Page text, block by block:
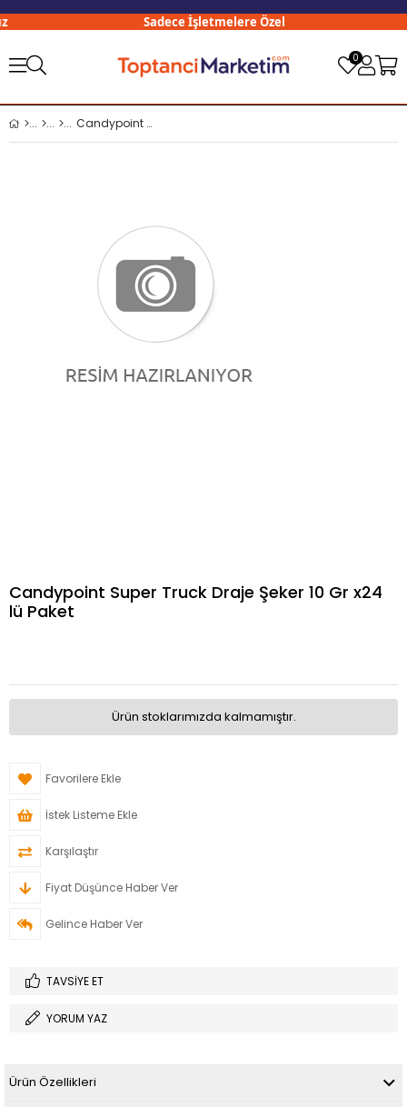
Sadece İşletmelere Özel
0
Candypoint Super Truck Draje Şeker 10 Gr x24 lü Paket
Candypoint Super Truck Draje Şeker 10 Gr x24
lü Paket
Ürün stoklarımızda kalmamıştır.
Favorilere Ekle
İstek Listeme Ekle
Karşılaştır
Fiyat Düşünce Haber Ver
Gelince Haber Ver
TAVSIYE ET
YORUM YAZ
Ürün Özellikleri